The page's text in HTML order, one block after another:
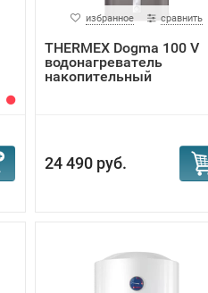
избранное сравнить
THERMEX Dogma 100 V
водонагреватель
накопительный
24 490 руб.